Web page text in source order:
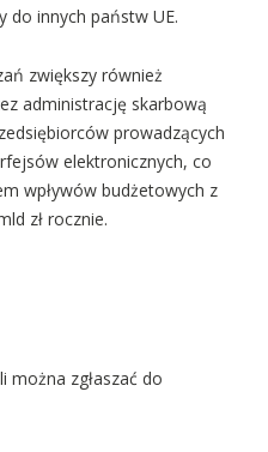
do innych państw UE.
zwiększy również
administrację skarbową
prowadzących
elektronicznych, co
wpływów budżetowych z
zł rocznie.
można zgłaszać do